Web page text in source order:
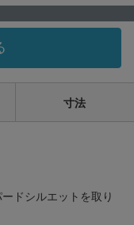
寸法
ドシルエットを取り